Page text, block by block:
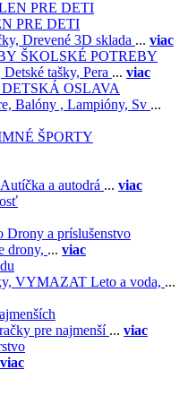
PRE DETI
Drevené 3D sklada ... viac
ŠKOLSKÉ POTREBY
Detské tašky, Pera ... viac
DETSKÁ OSLAVA
Balóny , Lampióny, Sv ...
ŠPORTY
Autíčka a autodrá ... viac
Drony a príslušenstvo
drony, ... viac
VYMAZAT Leto a voda, ...
pre najmenší ... viac
viac